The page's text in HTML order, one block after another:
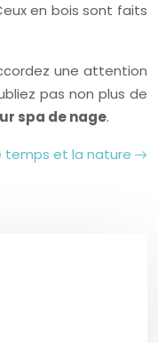
en bois sont faits
une attention
pas non plus de
spa de nage.
temps et la nature